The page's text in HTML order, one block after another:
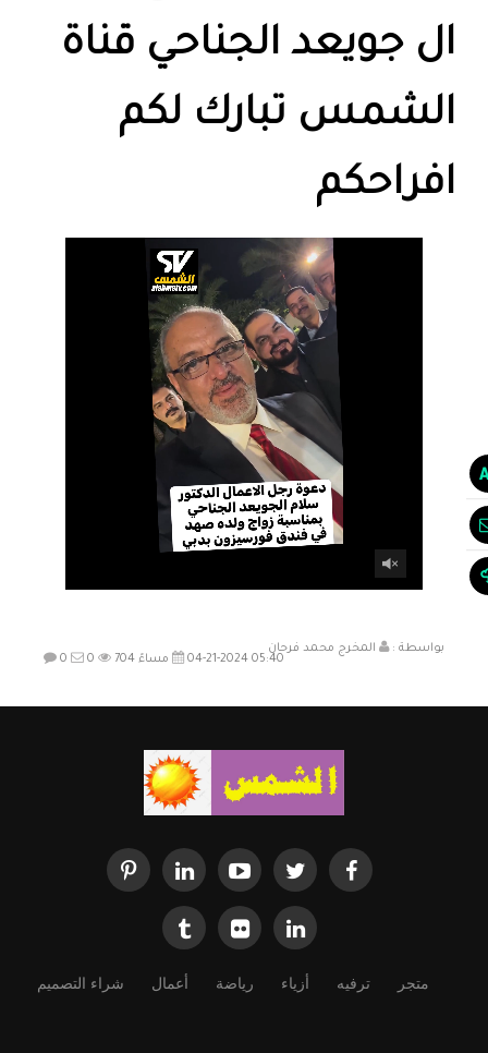
ال جويعد الجناحي قناة
الشمس تبارك لكم
افراحكم
بواسطة :
المخرج محمد فرحان
04-21-2024 05:40 مساءً
0 0 704
متجر ترفيه أزياء رياضة أعمال شراء التصميم